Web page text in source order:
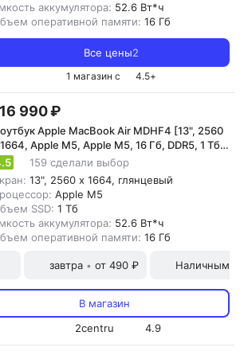
аккумулятора: 52.6 Вт*ч
оперативной памяти: 16 Гб
Все цены2
1 магазин с 4.5+
990 ₽
Apple MacBook Air MDHF4 [13", 2560
Apple M5, Apple M5, 16 Гб, DDR5, 1 Тб,
OS]159 сделали выбор
13", 2560 x 1664, глянцевый
Apple M5
SSD: 1 Тб
аккумулятора: 52.6 Вт*ч
оперативной памяти: 16 Гб
завтра • от 490 ₽ Наличными
В магазин
2centru
4.9